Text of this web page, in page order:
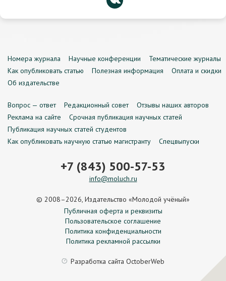
Номера журнала Научные конференции
Тематические журналы
Как опубликовать статью
Полезная информация
Оплата и скидки
Об издательстве
Вопрос — ответ Редакционный совет
Отзывы наших авторов
Реклама на сайте
Срочная публикация научных статей
Публикация научных статей студентов
Как опубликовать научную статью магистранту
Спецвыпуски
+7 (843) 500-57-53
info@moluch.ru
© 2008–2026, Издательство «Молодой учёный»
Публичная оферта и реквизиты
Пользовательское соглашение
Политика конфиденциальности
Политика рекламной рассылки
Разработка сайта OctoberWeb